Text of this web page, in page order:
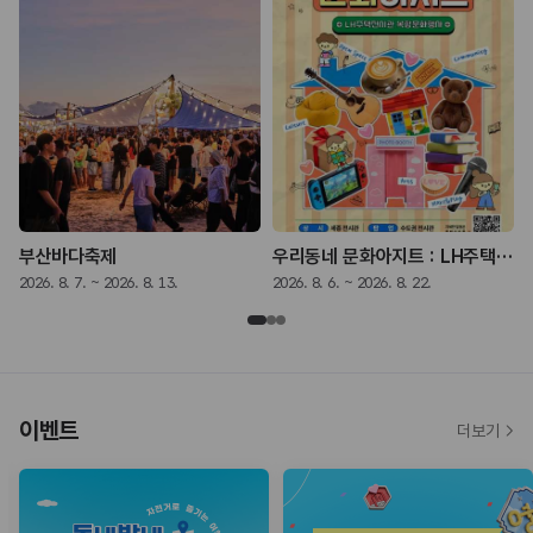
부산바다축제
2026. 8. 7. ~ 2026. 8. 13.
우리동네 문화아지트 : LH주택전시관 복합문화행사
2026. 8. 6. ~ 2026. 8. 22.
이벤트 더보기